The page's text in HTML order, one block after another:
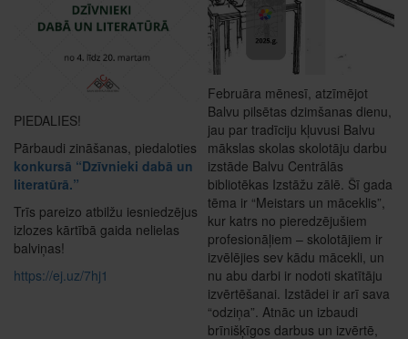
PIEDALIES!
Pārbaudi zināšanas, piedaloties
konkursā “Dzīvnieki dabā un
literatūrā.”
Trīs pareizo atbilžu iesniedzējus
izlozes kārtībā gaida nelielas
balviņas!
https://ej.uz/7hj1
Februāra mēnesī, atzīmējot
Balvu pilsētas dzimšanas dienu,
jau par tradīciju kļuvusi Balvu
mākslas skolas skolotāju darbu
izstāde Balvu Centrālās
bibliotēkas Izstāžu zālē. Šī gada
tēma ir “Meistars un māceklis”,
kur katrs no pieredzējušiem
profesionāļiem – skolotājiem ir
izvēlējies sev kādu mācekli, un
nu abu darbi ir nodoti skatītāju
izvērtēšanai. Izstādei ir arī sava
“odziņa”. Atnāc un izbaudi
brīnišķīgos darbus un izvērtē,